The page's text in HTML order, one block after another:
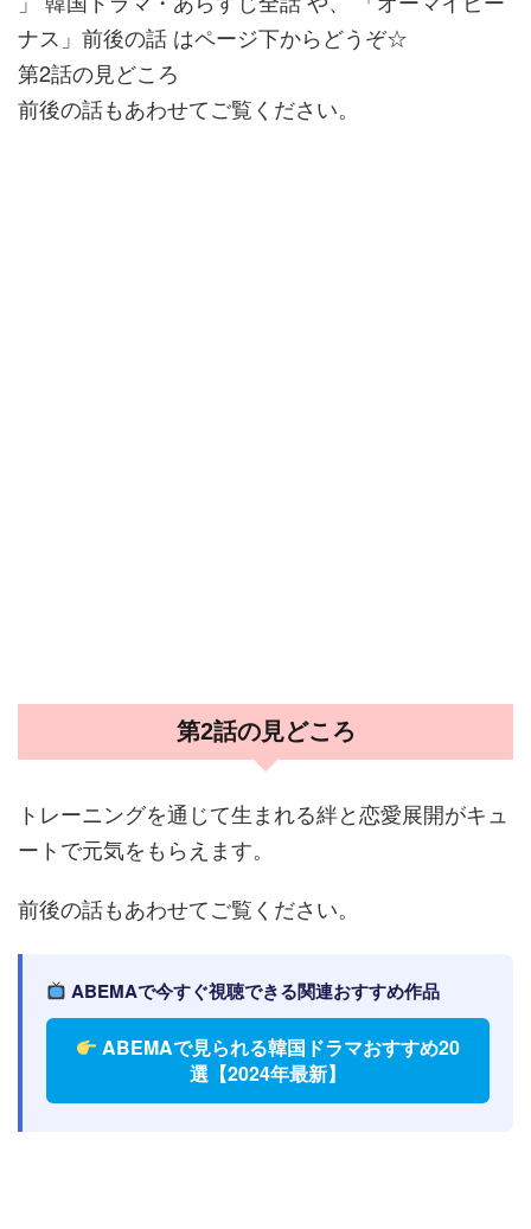
ナス」前後の話 はページ下からどうぞ☆
第2話の見どころ
前後の話もあわせてご覧ください。
第2話の見どころ
トレーニングを通じて生まれる絆と恋愛展開がキュ
ートで元気をもらえます。
前後の話もあわせてご覧ください。
ABEMAで今すぐ視聴できる関連おすすめ作品
ABEMAで見られる韓国ドラマおすすめ20
選【2024年最新】